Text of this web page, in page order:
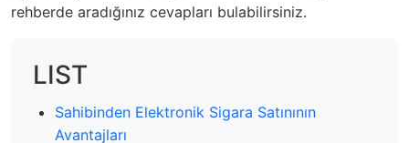
rehberde aradığınız cevapları bulabilirsiniz.
LIST
Sahibinden Elektronik Sigara Satınının
Avantajları